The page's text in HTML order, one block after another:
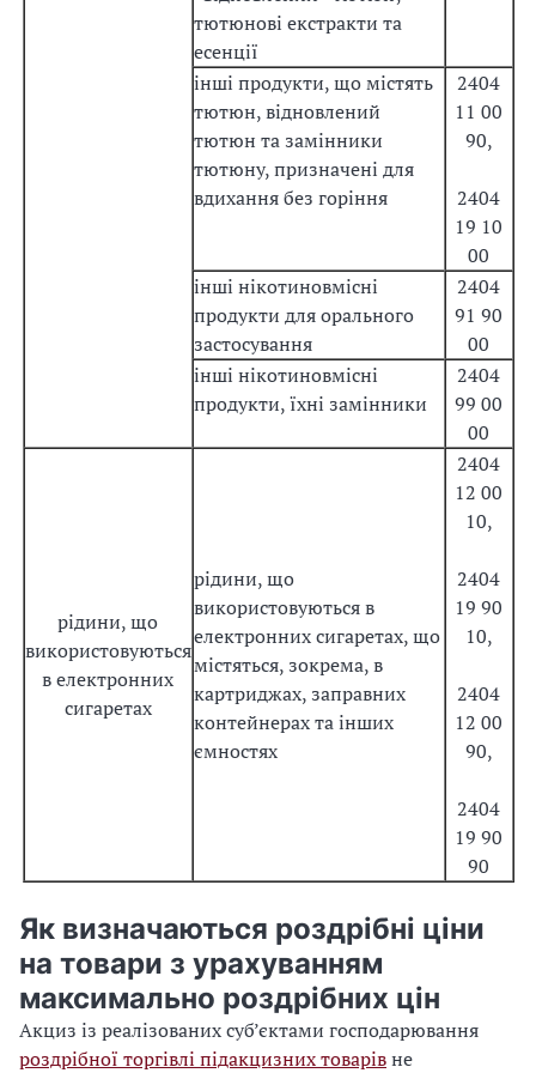
тютюнові екстракти та
есенції
інші продукти, що містять
тютюн, відновлений
тютюн та замінники
тютюну, призначені для
вдихання без горіння
2404
11 00
90,
2404
19 10
00
інші нікотиновмісні
продукти для орального
застосування
2404
91 90
00
інші нікотиновмісні
продукти, їхні замінники
2404
99 00
00
рідини, що
використовуються
в електронних
сигаретах
рідини, що
використовуються в
електронних сигаретах, що
містяться, зокрема, в
картриджах, заправних
контейнерах та інших
ємностях
2404
12 00
10,
2404
19 90
10,
2404
12 00
90,
2404
19 90
90
Як визначаються роздрібні ціни
на товари з урахуванням
максимально роздрібних цін
Акциз із реалізованих суб’єктами господарювання
роздрібної торгівлі підакцизних товарівне